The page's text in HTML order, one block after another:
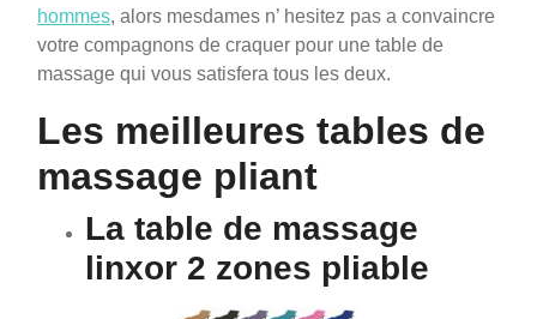
hommes, alors mesdames n’ hesitez pas a convaincre
votre compagnons de craquer pour une table de
massage qui vous satisfera tous les deux.
Les meilleures tables de
massage pliant
La table de massage
linxor 2 zones pliable